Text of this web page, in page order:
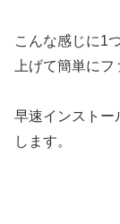
こんな感じに1
上げて簡単に
早速インストー
します。